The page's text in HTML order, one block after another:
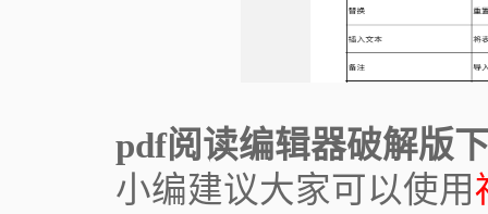
pdf阅读编辑器破解版
小编建议大家可以使用